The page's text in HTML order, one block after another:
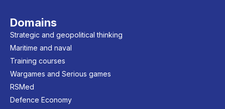
Domains
Strategic and geopolitical thinking
Maritime and naval
Training courses
Wargames and Serious games
RSMed
Defence Economy